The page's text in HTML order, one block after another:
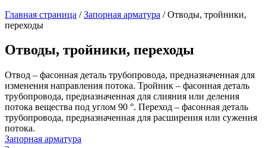
Главная страница /Запорная арматура /Отводы, тройники,
переходы
Отводы, тройники, переходы
Отвод – фасонная деталь трубопровода, предназначенная для
изменения направления потока. Тройник – фасонная деталь
трубопровода, предназначенная для слияния или деления
потока вещества под углом 90 °. Переход – фасонная деталь
трубопровода, предназначенная для расширения или сужения
потока.
Запорная арматура